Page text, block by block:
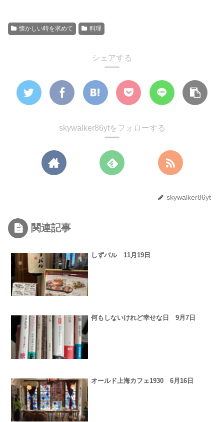
懐かしい時を求めて 料理
シェアする
skywalker86ytをフォローする
skywalker86yt
関連記事
しずバル 11月19日
何もしないけれど幸せな日 9月7日
オールド上海カフェ1930 6月16日